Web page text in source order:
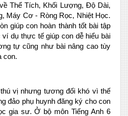
Thể Tích, Khối Lượng, Độ Dài,
Máy Cơ - Ròng Rọc, Nhiệt Học.
giúp con hoàn thành tốt bài tập
dụ thực tế giúp con dễ hiểu bài
tự cũng như bài nâng cao tùy
con.
vị nhưng tương đối khó vì thế
đảo phụ huynh đăng ký cho con
gia sư. Ở bộ môn Tiếng Anh 6